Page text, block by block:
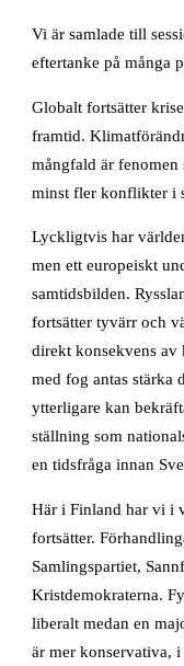
Vi är samlade till
eftertanke på många
Globalt fortsätter
framtid.
mångfald är
minst fler konflikter i
Lyckligtvis har
men ett europeiskt
samtidsbilden.
fortsätter tyvärr och
direkt konsekvens av
med fog antas stärka
ytterligare kan
ställning som
en tidsfråga innan
Här i Finland har vi i
fortsätter.
Samlingspartiet,
Kristdemokraterna.
liberalt medan en
är mer konservativa,